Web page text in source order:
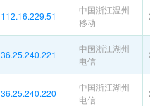
112.16.229.51
中国浙江温州
移动
36.25.240.221
中国浙江湖州
电信
36.25.240.220
中国浙江湖州
电信